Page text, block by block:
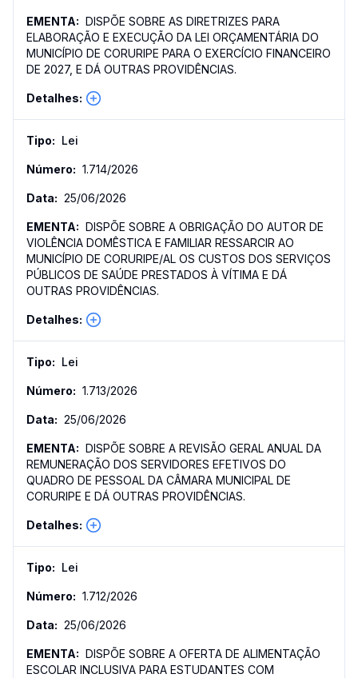
DISPÕE SOBRE AS DIRETRIZES PARA
ELABORAÇÃO E EXECUÇÃO DA LEI ORÇAMENTÁRIA DO
MUNICÍPIO DE CORURIPE PARA O EXERCÍCIO FINANCEIRO
DE 2027, E DÁ OUTRAS PROVIDÊNCIAS.
Lei
1.714/2026
25/06/2026
DISPÕE SOBRE A OBRIGAÇÃO DO AUTOR DE
VIOLÊNCIA DOMÊSTICA E FAMILIAR RESSARCIR AO
MUNICÍPIO DE CORURIPE/AL OS CUSTOS DOS SERVIÇOS
PÚBLICOS DE SAÚDE PRESTADOS À VÍTIMA E DÁ
OUTRAS PROVIDÊNCIAS.
Lei
1.713/2026
25/06/2026
DISPÕE SOBRE A REVISÃO GERAL ANUAL DA
REMUNERAÇÃO DOS SERVIDORES EFETIVOS DO
QUADRO DE PESSOAL DA CÂMARA MUNICIPAL DE
CORURIPE E DÁ OUTRAS PROVIDÊNCIAS.
Lei
1.712/2026
25/06/2026
DISPÕE SOBRE A OFERTA DE ALIMENTAÇÃO
ESCOLAR INCLUSIVA PARA ESTUDANTES COM